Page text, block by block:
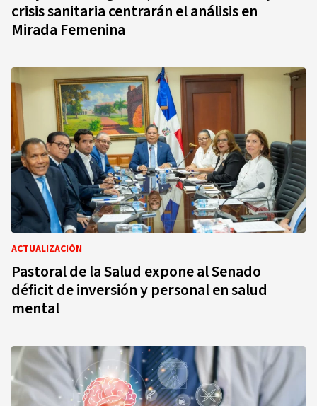
crisis sanitaria centrarán el análisis en
Mirada Femenina
ACTUALIZACIÓN
Pastoral de la Salud expone al Senado
déficit de inversión y personal en salud
mental